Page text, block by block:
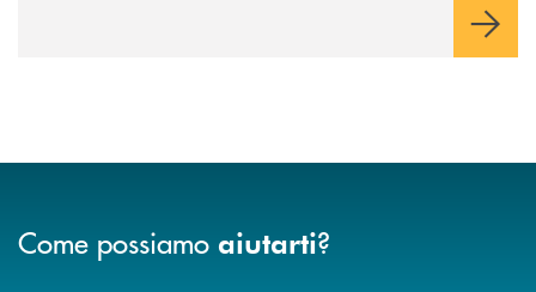
Come possiamo aiutarti?